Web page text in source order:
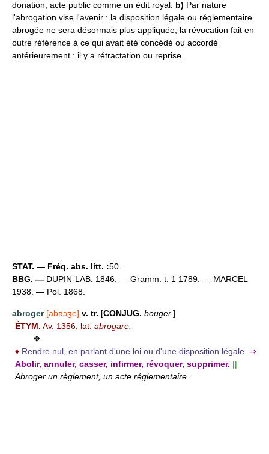
donation, acte public comme un édit royal. b) Par nature
l'abrogation vise l'avenir : la disposition légale ou réglementaire
abrogée ne sera désormais plus appliquée; la révocation fait en
outre référence à ce qui avait été concédé ou accordé
antérieurement : il y a rétractation ou reprise.
STAT. — Fréq. abs. litt. :50.
BBG. — DUPIN-LAB. 1846. — Gramm. t. 1 1789. — MARCEL
1938. — Pol. 1868.
abroger [abʀɔʒe] v. tr. [CONJUG. bouger.]
ÉTYM. Av. 1356; lat. abrogare.
❖
♦ Rendre nul, en parlant d'une loi ou d'une disposition légale. ⇒
Abolir, annuler, casser, infirmer, révoquer, supprimer. ||
Abroger un règlement, un acte réglementaire.